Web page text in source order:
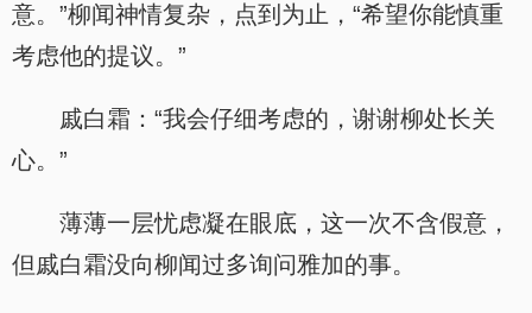
意。”柳闻神情复杂，点到为止，“希望你能慎重
考虑他的提议。”
戚白霜：“我会仔细考虑的，谢谢柳处长关
心。”
薄薄一层忧虑凝在眼底，这一次不含假意，
但戚白霜没向柳闻过多询问雅加的事。